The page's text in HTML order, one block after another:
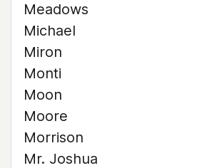
Meadows
Michael
Miron
Monti
Moon
Moore
Morrison
Mr. Joshua